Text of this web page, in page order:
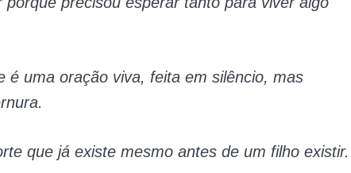
é uma oração viva, feita em silêncio, mas
que já existe mesmo antes de um filho existir.